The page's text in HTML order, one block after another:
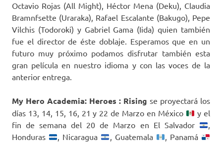
Octavio Rojas (All Might), Héctor Mena (Deku), Claudia
Bramnfsette (Uraraka), Rafael Escalante (Bakugo), Pepe
Vilchis (Todoroki) y Gabriel Gama (Iida) quien también
fue el director de éste doblaje. Esperamos que en un
futuro muy próximo podamos disfrutar también esta
gran película en nuestro idioma y con las voces de la
anterior entrega.
My Hero Academia: Heroes : Rising se proyectará los
días 13, 14, 15, 16, 21 y 22 de Marzo en México
y el
fin de semana del 20 de Marzo en El Salvador
,
Honduras
, Nicaragua , Guatemala , Panamá